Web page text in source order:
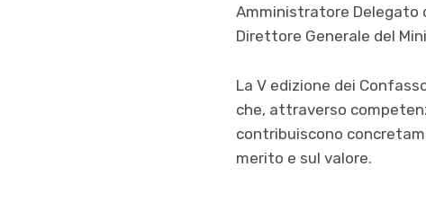
Amministratore Delegato
Direttore Generale del
La V edizione dei
che, attraverso
contribuiscono
merito e sul valore.